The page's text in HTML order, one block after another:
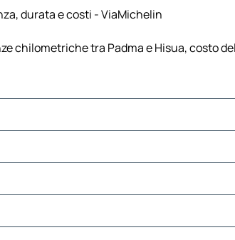
durata e costi - ViaMichelin
chilometriche tra Padma e Hisua, costo